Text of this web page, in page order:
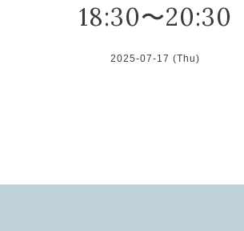
18:30〜20:30
2025-07-17 (Thu)